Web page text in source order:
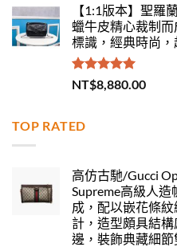
【1:1版本】聖羅
蠟牛皮精心裁制
標識，經典時尚
評分 5.00
滿分 5
NT$8,880.00
TOP RATED
高仿古馳/Gucci
Supreme高級人
成，配以嵌花條
計，造型頗具結
邊，裝飾典藏細